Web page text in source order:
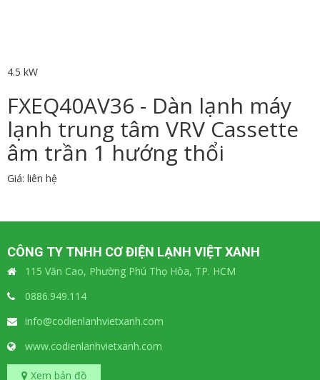
4.5 kW
FXEQ40AV36 - Dàn lạnh máy
lạnh trung tâm VRV Cassette
âm trần 1 hướng thổi
Giá: liên hệ
CÔNG TY TNHH CƠ ĐIỆN LẠNH VIỆT XANH
115 Văn Cao, Phường Phú Thọ Hòa, TP. HCM
0886.949.114
info@codienlanhvietxanh.com
www.codienlanhvietxanh.com
Xem bản đồ